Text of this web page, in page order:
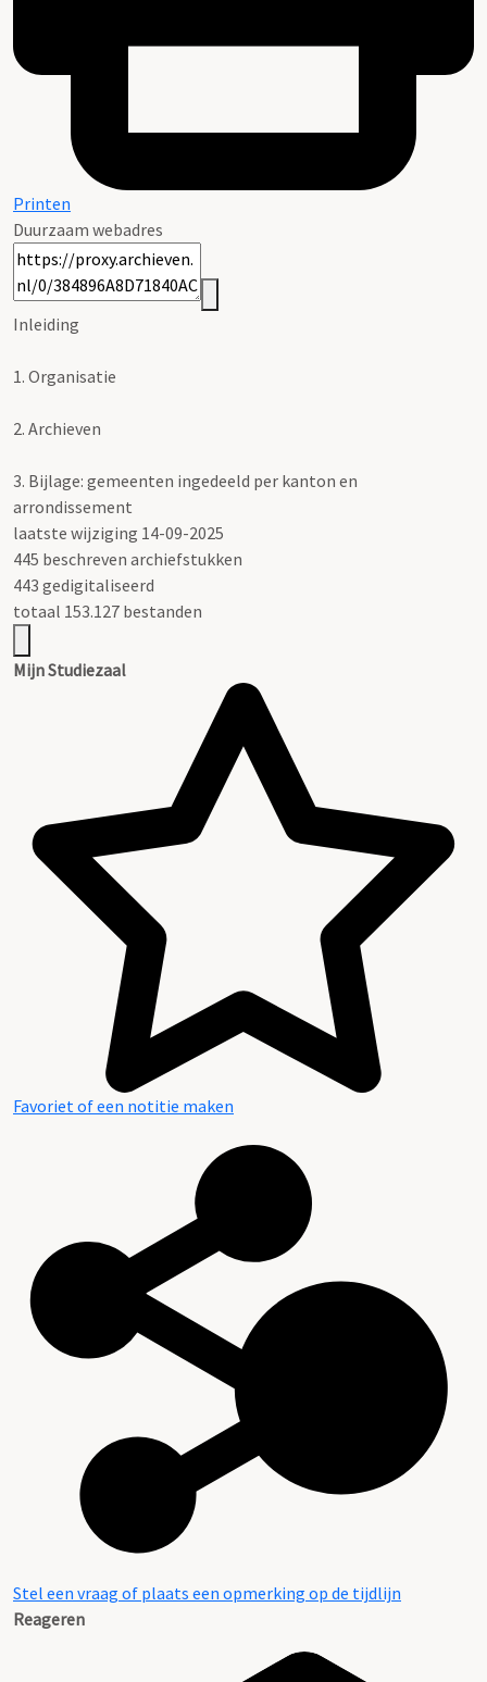
Printen
Duurzaam webadres
Inleiding
1. Organisatie
2. Archieven
3. Bijlage: gemeenten ingedeeld per kanton en
arrondissement
laatste wijziging 14-09-2025
445 beschreven archiefstukken
443 gedigitaliseerd
totaal 153.127 bestanden
Mijn Studiezaal
Favoriet of een notitie maken
Stel een vraag of plaats een opmerking op de tijdlijn
Reageren